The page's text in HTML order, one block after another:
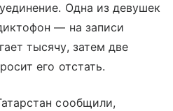
Одна из девушек
— на записи
тысячу, затем две
его отстать.
сообщили,